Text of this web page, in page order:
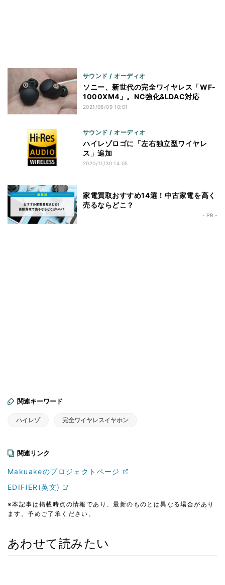
サウンド / オーディオ
ソニー、新世代の完全ワイヤレス「WF-
1000XM4」。NC強化&LDAC対応
2021/06/09 10:01
サウンド / オーディオ
ハイレゾロゴに「左右独立型ワイヤレ
ス」追加
2020/11/30 14:05
家電買取おすすめ14選！中古家電を高く
売るならどこ？
- PR -
関連キーワード
ハイレゾ 完全ワイヤレスイヤホン
関連リンク
Makuakeのプロジェクトページ
EDIFIER(英文)
※本記事は掲載時点の情報であり、最新のものとは異なる場合があり
ます。予めご了承ください。
あわせて読みたい